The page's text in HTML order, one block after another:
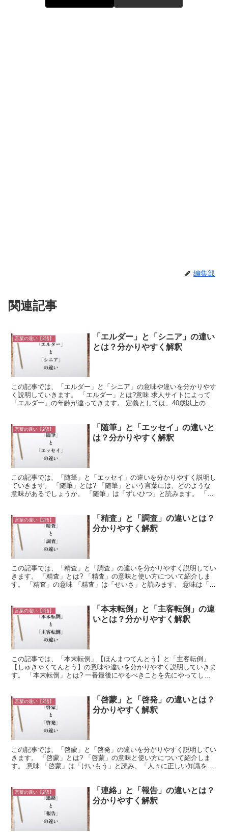
編集部
関連記事
言葉の違い【2語】
「エルダー」と「シニア」の違い
とは？分かりやすく解釈
この記事では、「エルダー」と「シニア」の意味や違いを分かりやす
く説明していきます。 「エルダー」とは?意味 求人サイトによって
「エルダー」の年齢が違ってきます。 定義としては、40歳以上の中
言葉の違い【2語】
「随筆」と「エッセイ」の違いと
は？分かりやすく解釈
この記事では、「随筆」と「エッセイ」の違いを分かりやすく説明し
ていきます。 「随筆」とは? 「随筆」という言葉には、どのような
意味があるでしょうか。 「随筆」は「ずいひつ」と読みます。 「随
言葉の違い【2語】
「精査」と「調査」の違いとは？
分かりやすく解釈
この記事では、「精査」と「調査」の違いを分かりやすく説明してい
きます。 「精査」とは? 「精査」の意味と使い方について紹介しま
す。 「精査」の意味 「精査」は「せいさ」と読みます。 意味は「あ
言葉の違い【2語】
「本末転倒」と「主客転倒」の違
いとは？分かりやすく解釈
この記事では、「本末転倒」【ほんまつてんとう】と「主客転倒」
【しゅきゃくてんとう】の意味や違いを分かりやすく説明していきま
す。 「本末転倒」とは? 一番最後にやるべきことを先にやってしま
言葉の違い【2語】
「啓蒙」と「啓発」の違いとは？
分かりやすく解釈
この記事では、「啓蒙」と「啓発」の違いを分かりやすく説明してい
きます。 「啓蒙」とは? 「啓蒙」の意味と使い方について紹介しま
す。 意味 「啓蒙」は「けいもう」と読み、「人々に正しい知識を与
言葉の違い【2語】
「連絡」と「報告」の違いとは？
分かりやすく解釈